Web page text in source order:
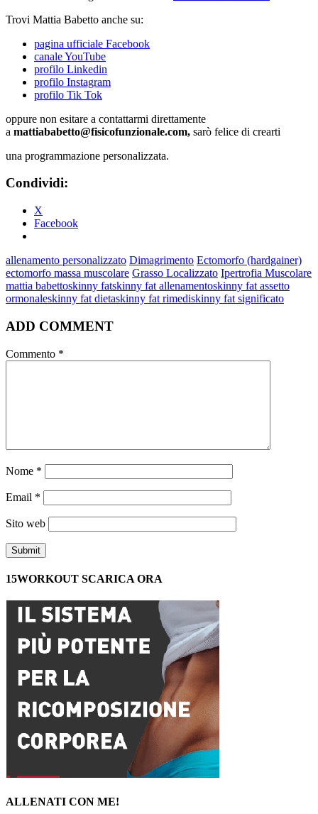
Trovi Mattia Babetto anche su:
pagina ufficiale Facebook
canale YouTube
profilo Linkedin
profilo Instagram
profilo Tik Tok
oppure non esitare a contattarmi direttamente
a mattiababetto@fisicofunzionale.com, sarò felice di crearti
una programmazione personalizzata.
Condividi:
X
Facebook
allenamento personalizzato Dimagrimento Ectomorfo (hardgainer)
ectomorfo massa muscolare Grasso Localizzato Ipertrofia Muscolare
mattia babettoskinny fatskinny fat allenamentoskinny fat assetto
ormonaleskinny fat dietaskinny fat rimediskinny fat significato
ADD COMMENT
Commento *
Nome *
Email *
Sito web
15WORKOUT SCARICA ORA
ALLENATI CON ME!